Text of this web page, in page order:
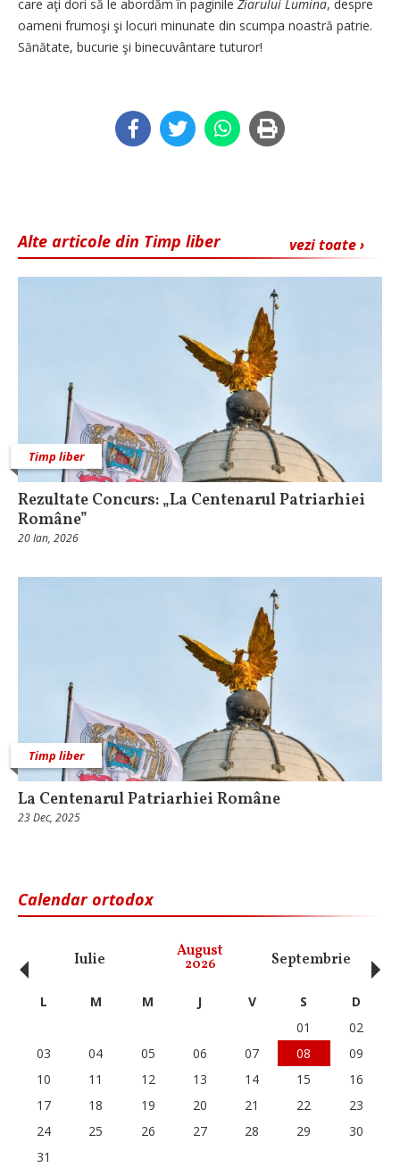
care aţi dori să le abordăm în paginile Ziarului Lumina, despre
oameni frumoşi şi locuri minunate din scumpa noastră patrie.
Sănătate, bucurie şi binecuvântare tuturor!
vezi toate ›
Alte articole din Timp liber
Timp liber
Rezultate Concurs: „La Centenarul Patriarhiei
Române”
20 Ian, 2026
Timp liber
La Centenarul Patriarhiei Române
23 Dec, 2025
Calendar ortodox
Iulie August
2026 Septembrie
‹ L M M J V S
D
01
02
03
04 05 06 07 08
09
10
11 12 13 14 15
16
17
18 19 20 21 22
23
24
25 26 27 28 29
30
31